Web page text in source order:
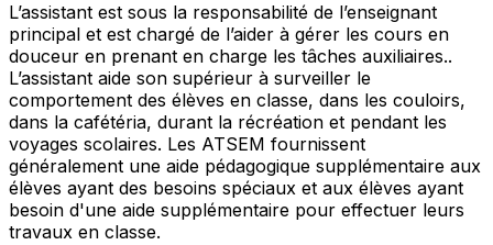
L’assistant est sous la responsabilité de l’enseignant
principal et est chargé de l’aider à gérer les cours en
douceur en prenant en charge les tâches auxiliaires..
L’assistant aide son supérieur à surveiller le
comportement des élèves en classe, dans les couloirs,
dans la cafétéria, durant la récréation et pendant les
voyages scolaires. Les ATSEM fournissent
généralement une aide pédagogique supplémentaire aux
élèves ayant des besoins spéciaux et aux élèves ayant
besoin d'une aide supplémentaire pour effectuer leurs
travaux en classe.